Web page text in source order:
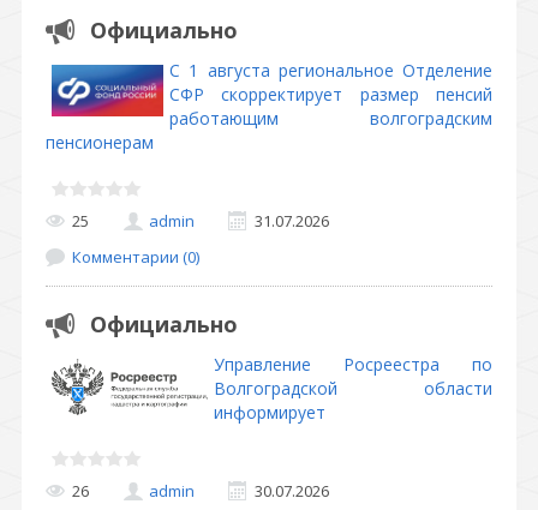
Официально
С 1 августа региональное Отделение
СФР скорректирует размер пенсий
работающим волгоградским
пенсионерам
25 admin
31.07.2026
Комментарии (0)
Официально
Управление Росреестра по
Волгоградской области
информирует
26 admin
30.07.2026